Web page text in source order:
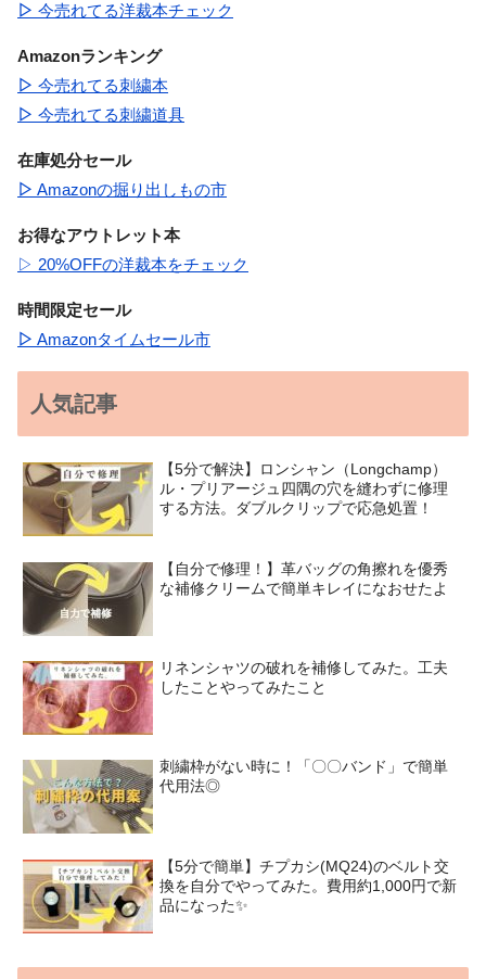
▷ 今売れてる洋裁本チェック
Amazonランキング
▷ 今売れてる刺繍本
▷ 今売れてる刺繍道具
在庫処分セール
▷ Amazonの掘り出しもの市
お得なアウトレット本
▷ 20%OFFの洋裁本をチェック
時間限定セール
▷ Amazonタイムセール市
人気記事
【5分で解決】ロンシャン（Longchamp）
ル・プリアージュ四隅の穴を縫わずに修理
する方法。ダブルクリップで応急処置！
【自分で修理！】革バッグの角擦れを優秀
な補修クリームで簡単キレイになおせたよ
リネンシャツの破れを補修してみた。工夫
したことやってみたこと
刺繍枠がない時に！「〇〇バンド」で簡単
代用法◎
【5分で簡単】チプカシ(MQ24)のベルト交
換を自分でやってみた。費用約1,000円で新
品になった✨